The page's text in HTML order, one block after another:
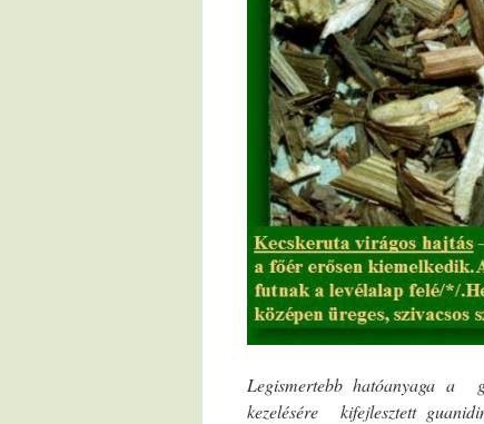
Legismertebb hatóanyaga a
kezelésére kifejlesztett